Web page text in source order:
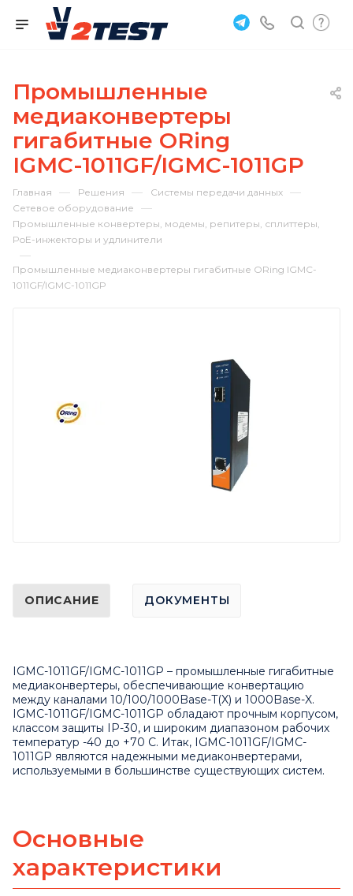
Промышленные
медиаконвертеры
гигабитные ORing
IGMC-1011GF/IGMC-1011GP
Главная — Решения — Системы передачи данных —
Сетевое оборудование —
Промышленные конвертеры, модемы, репитеры, сплиттеры,
PoE-инжекторы и удлинители
—
Промышленные медиаконвертеры гигабитные ORing IGMC-
1011GF/IGMC-1011GP
ОПИСАНИЕ ДОКУМЕНТЫ
IGMC-1011GF/IGMC-1011GP – промышленные гигабитные
медиаконвертеры, обеспечивающие конвертацию
между каналами 10/100/1000Base-T(X) и 1000Base-X.
IGMC-1011GF/IGMC-1011GP обладают прочным корпусом,
классом защиты IP-30, и широким диапазоном рабочих
температур -40 до +70 С. Итак, IGMC-1011GF/IGMC-
1011GP являются надежными медиаконвертерами,
используемыми в большинстве существующих систем.
Основные
характеристики